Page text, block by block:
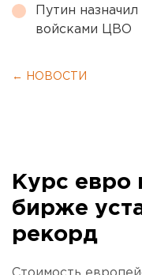
Путин
войсками ЦВО
← НОВОСТИ
Курс евро
бирже
рекорд